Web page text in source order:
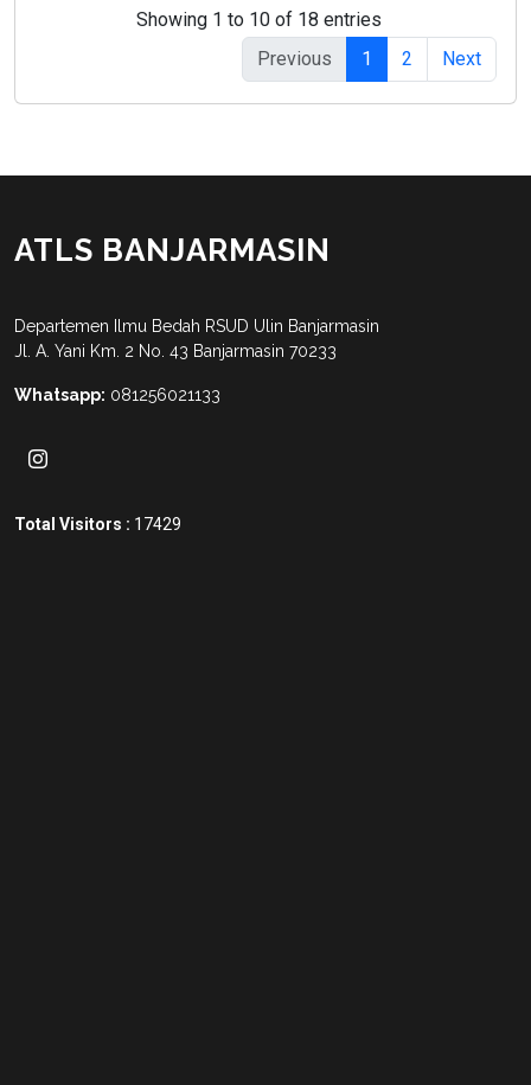
Showing 1 to 10 of 18 entries
Previous
1 2 Next
ATLS BANJARMASIN
Departemen Ilmu Bedah RSUD Ulin Banjarmasin
Jl. A. Yani Km. 2 No. 43 Banjarmasin 70233
Whatsapp: 081256021133
Total Visitors : 17429